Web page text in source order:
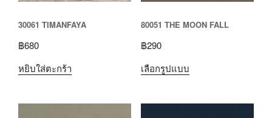
30061 TIMANFAYA
฿680
หยิบใส่ตะกร้า
80051 THE MOON FALL
฿290
เลือกรูปแบบ